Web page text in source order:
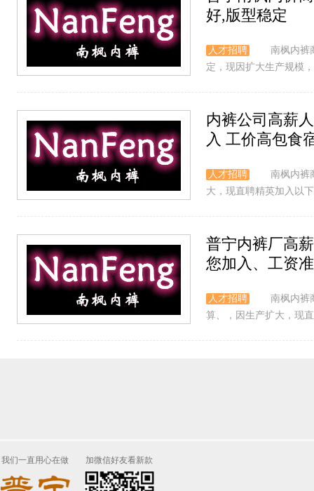
好,版型稳定
人才招聘
南枫内裤
定，现因扩大生产规模
内裤公司高薪
入 工价高包食
人才招聘
南枫内裤
大，现直聘精英加入以
普宁内裤厂高
您加入、工资
人才招聘
南枫内裤
算、，因生产扩大，现
我们一直用心在做 加微信好友看新款